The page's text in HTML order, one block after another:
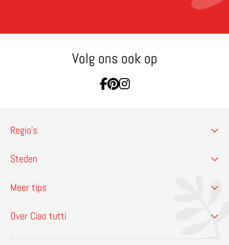
Volg ons ook op
Ga naar Facebook
Ga naar Pinterest
Ga naar Instagram
Regio’s
Steden
Meer tips
Over Ciao tutti